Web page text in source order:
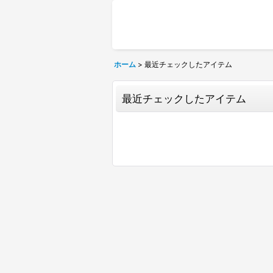
ホーム > 最近チェックしたアイテム
最近チェックしたアイテム